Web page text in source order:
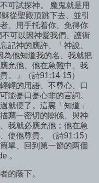
可試探神。 魔鬼就是用
從聖殿頂跳下去、並引
、用手托着你、免得你
可以因神愛我們、護衞
記神的應許、「神說、
為他知道我的名、我就把
允他、他在急難中、我
。」（詩91:14-15）
輕的用語、不尊心、口
能是口是心非的言詞。
就便了。這裏「知道」
寫一密切的關係、與神
我就必應允他；他在急
使他尊貴。（詩91:15）
單、回到第一節的两個
。
的蔭下。